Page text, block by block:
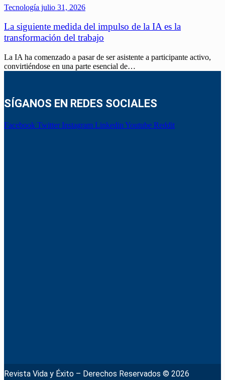
Tecnología julio 31, 2026
La siguiente medida del impulso de la IA es la
transformación del trabajo
La IA ha comenzado a pasar de ser asistente a participante activo,
convirtiéndose en una parte esencial de…
SÍGANOS EN REDES SOCIALES
Facebook Twitter Instagram Linkedin Youtube Reddit
Revista Vida y Éxito – Derechos Reservados © 2026